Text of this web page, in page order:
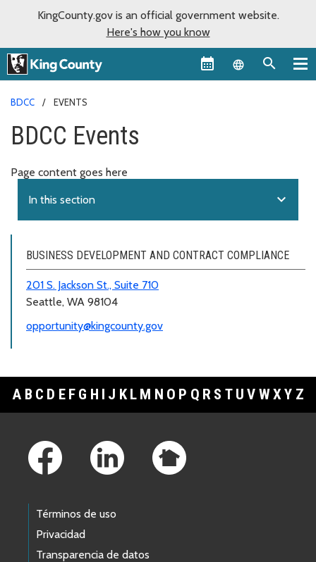
KingCounty.gov is an official government website.
Here's how you know
Language
BDCC EVENTS
BDCC Events
Page content goes here
In this section expand_more
BUSINESS DEVELOPMENT AND CONTRACT COMPLIANCE
201 S. Jackson St., Suite 710
Seattle, WA 98104
opportunity@kingcounty.gov
A B C D E F G H I J K L M N O P Q R S T U V WXY Z
Términos de uso
Privacidad
Transparencia de datos